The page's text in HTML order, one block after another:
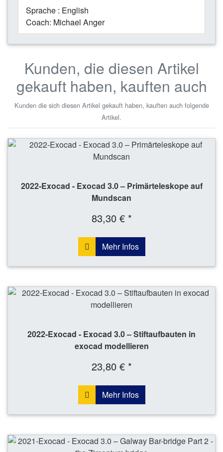
Sprache : English
Coach: Michael Anger
Kunden, die diesen Artikel
gekauft haben, kauften auch
Kunden die sich diesen Artikel gekauft haben, kauften auch folgende
Artikel.
2022-Exocad - Exocad 3.0 – Primärteleskope auf
Mundscan
83,30 € *
Mehr Infos
2022-Exocad - Exocad 3.0 – Stiftaufbauten in
exocad modellieren
23,80 € *
Mehr Infos